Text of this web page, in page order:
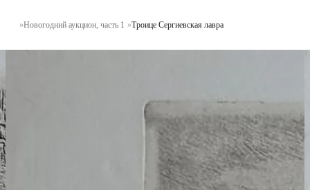
Новогодний аукцион, часть 1 Троице Сергиевская лавра